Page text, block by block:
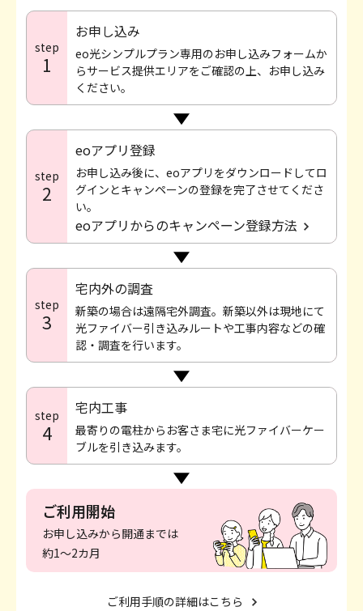
step
1
お申し込み
eo光シンプルプラン専用のお申し込みフォームか
らサービス提供エリアをご確認の上、お申し込み
ください。
step
2
eoアプリ登録
お申し込み後に、eoアプリをダウンロードしてロ
グインとキャンペーンの登録を完了させてくださ
い。
eoアプリからのキャンペーン登録方法
step
3
宅内外の調査
新築の場合は遠隔宅外調査。新築以外は現地にて
光ファイバー引き込みルートや工事内容などの確
認・調査を行います。
step
4
宅内工事
最寄りの電柱からお客さま宅に光ファイバーケー
ブルを引き込みます。
ご利用開始
お申し込みから開通までは
約1〜2カ月
ご利用手順の詳細はこちら